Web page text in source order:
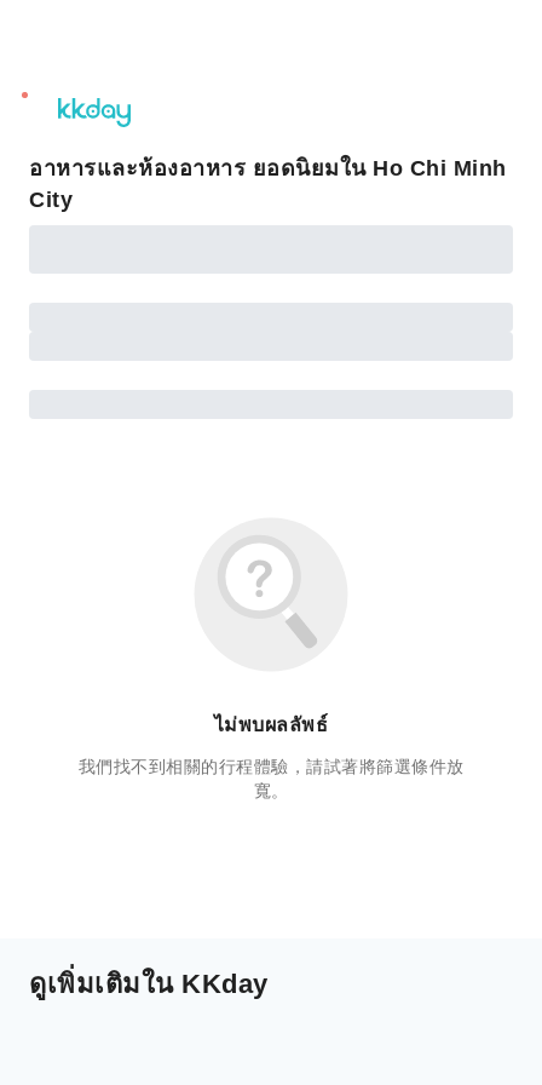
unread
notifications
อาหารและห้องอาหาร ยอดนิยมใน Ho Chi Minh
City
ไม่พบผลลัพธ์
我們找不到相關的行程體驗，請試著將篩選條件放
寬。
ดูเพิ่มเติมใน KKday